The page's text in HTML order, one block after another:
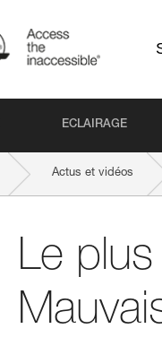
ECLAIRAGE
Actus et vidéos
Le